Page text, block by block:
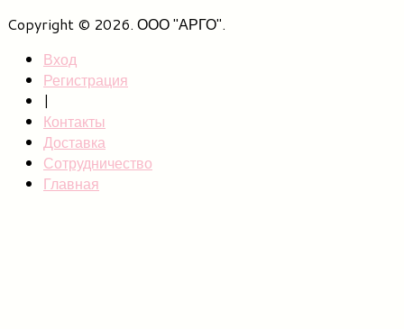
Copyright © 2026. ООО "АРГО".
Вход
Регистрация
|
Контакты
Доставка
Сотрудничество
Главная